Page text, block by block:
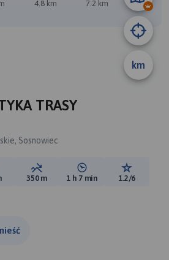
km
4.8 km 7.2 km 9.6 km
TRASY
Sosnowiec
przewyższeń:Suma spadków:
350 m Średni czas potrzebny
1 h 7 min Ocena
1.2/6